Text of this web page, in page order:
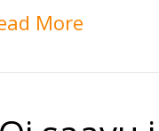
More